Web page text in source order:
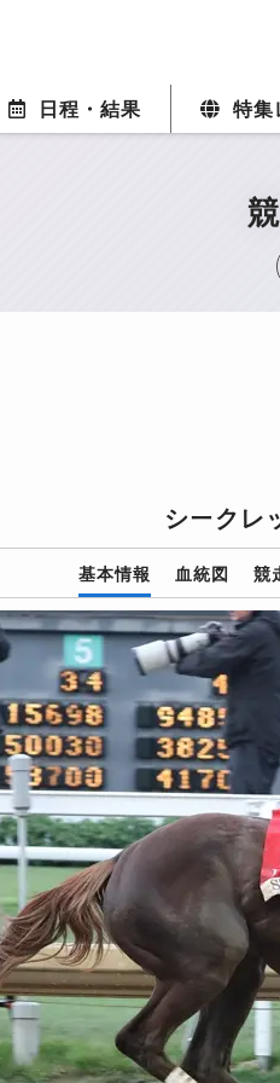
日程・結果 特集
シークレ
基本情報 血統図 競